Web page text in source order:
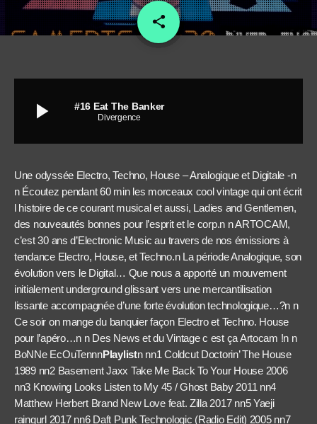
share
email
play_arrow #16 Eat The Banker
Divergence
Une odyssée Electro, Techno, House – Analogique et Digitale -n
n Écoutez pendant 60 min les morceaux cool vintage qui ont écrit
l histoire de ce courant musical et aussi, Ladies and Gentlemen,
des nouveautés bonnes pour l’esprit et le corp.n n ARTOCAM,
c’est 30 ans d’Electronic Music au travers de nos émissions à
tendance Electro, House, et Techno.n La période Analogique, son
évolution vers le Digital… Que nous a apporté un mouvement
initialement underground glissant vers une mercantilisation
lissante accompagnée d’une forte évolution technologique…?n n
Ce soir on mange du banquier façon Electro et Techno. House
pour l’apéro…n n Des News et du Vintage c est ça Artocam !n n
BoNNe EcOuTennnPlaylistn nn1 Coldcut Doctorin’ The House
1989 nn2 Basement Jaxx Take Me Back To Your House 2006
nn3 Knowing Looks Listen to My 45 / Ghost Baby 2011 nn4
Matthew Herbert Brand New Love feat. Zilla 2017 nn5 Yaeji
raingurl 2017 nn6 Daft Punk Technologic (Radio Edit) 2005 nn7